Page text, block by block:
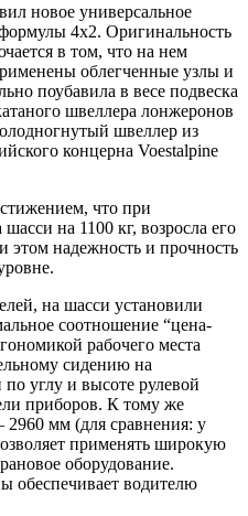
новое универсальное
4х2. Оригинальность
в том, что на нем
облегченные узлы и
поубавила в весе подвеска
швеллера лонжеронов
швеллер из
концерна Voestalpine
что при
на 1100 кг, возросла его
этом надежность и прочность
на шасси установили
соотношение “цена-
рабочего места
сидению на
углу и высоте рулевой
приборов. К тому же
2960 мм (для сравнения: у
применять широкую
оборудование.
обеспечивает водителю